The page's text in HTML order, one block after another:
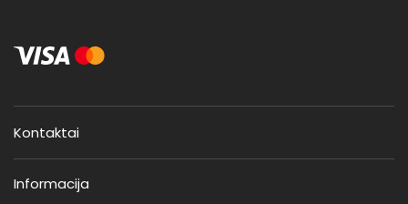
Kontaktai
Informacija